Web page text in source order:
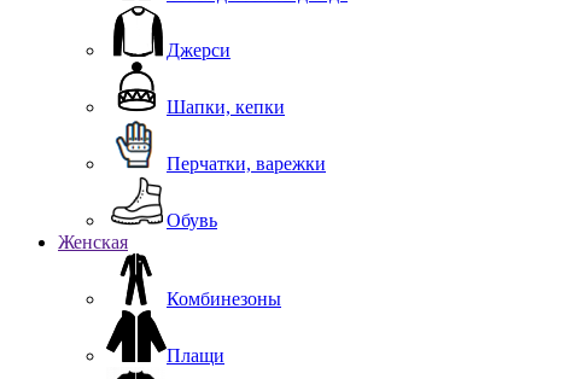
Джерси
Шапки, кепки
Перчатки, варежки
Обувь
Женская
Комбинезоны
Плащи